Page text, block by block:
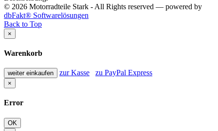
© 2026 Motorradteile Stark - All Rights reserved — powered by
dbFakt® Softwarelösungen
Back to Top
×
Warenkorb
weiter einkaufen zur Kasse zu PayPal Express
×
Error
OK